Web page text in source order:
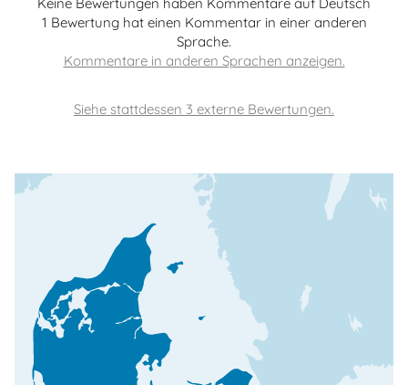
1 Bewertung hat einen Kommentar in einer anderen
Sprache.
Siehe stattdessen 3 externe Bewertungen.